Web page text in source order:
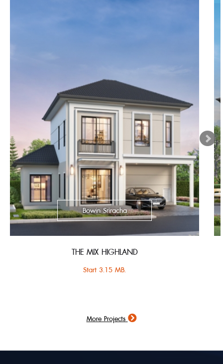
Bowin Sriracha
THE MIX HIGHLAND
Start 3.15 MB.
More Projects